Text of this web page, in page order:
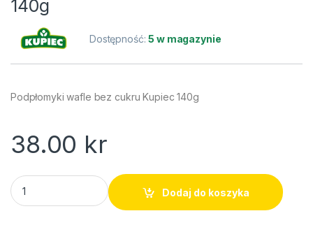
140g
Dostępność:5 w magazynie
Podpłomyki wafle bez cukru Kupiec 140g
38.00 kr
Podpłomyki wafle bez cukru Kupiec 140g quantity
Dodaj do koszyka